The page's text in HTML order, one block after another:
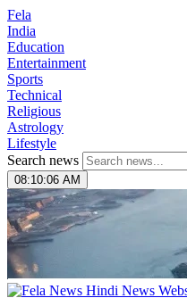
Fela
India
Education
Entertainment
Sports
Technical
Religious
Astrology
Lifestyle
Search news
08:10:07 AM